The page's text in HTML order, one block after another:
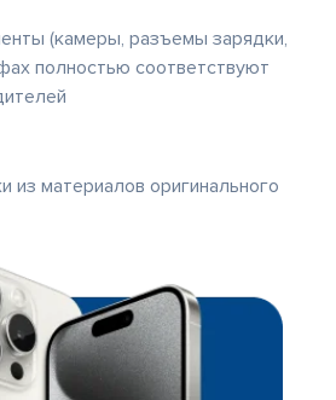
(камеры, разъемы зарядки,
полностью соответствуют
из материалов оригинального